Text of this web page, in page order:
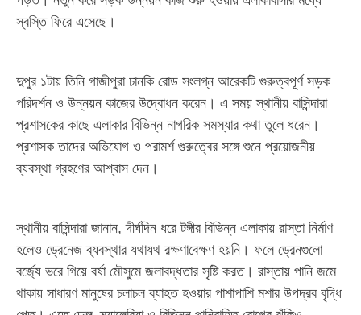
স্বস্তি ফিরে এসেছে।
দুপুর ১টায় তিনি গাজীপুরা চানকি রোড সংলগ্ন আরেকটি গুরুত্বপূর্ণ সড়ক
পরিদর্শন ও উন্নয়ন কাজের উদ্বোধন করেন। এ সময় স্থানীয় বাসিন্দারা
প্রশাসকের কাছে এলাকার বিভিন্ন নাগরিক সমস্যার কথা তুলে ধরেন।
প্রশাসক তাদের অভিযোগ ও পরামর্শ গুরুত্বের সঙ্গে শুনে প্রয়োজনীয়
ব্যবস্থা গ্রহণের আশ্বাস দেন।
স্থানীয় বাসিন্দারা জানান, দীর্ঘদিন ধরে টঙ্গীর বিভিন্ন এলাকায় রাস্তা নির্মাণ
হলেও ড্রেনেজ ব্যবস্থার যথাযথ রক্ষণাবেক্ষণ হয়নি। ফলে ড্রেনগুলো
বর্জ্যে ভরে গিয়ে বর্ষা মৌসুমে জলাবদ্ধতার সৃষ্টি করত। রাস্তায় পানি জমে
থাকায় সাধারণ মানুষের চলাচল ব্যাহত হওয়ার পাশাপাশি মশার উপদ্রব বৃদ্ধি